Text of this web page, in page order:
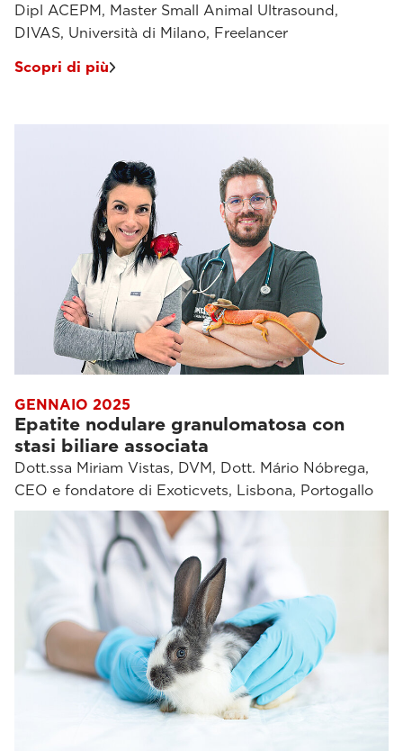
Dipl ACEPM, Master Small Animal Ultrasound,
DIVAS, Università di Milano, Freelancer
Scopri di più
GENNAIO 2025
Epatite nodulare granulomatosa con
stasi biliare associata
Dott.ssa Miriam Vistas, DVM, Dott. Mário Nóbrega,
CEO e fondatore di Exoticvets, Lisbona, Portogallo